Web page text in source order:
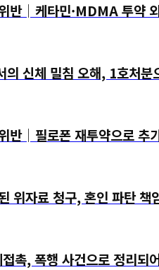
│케타민·MDMA 투약
신체 밀침 오해, 1호처분
│필로폰 재투약으로 추
자료 청구, 혼인 파탄 책
, 폭행 사건으로 정리되